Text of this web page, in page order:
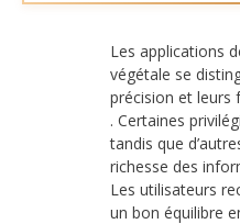
Les applications
végétale se
précision et leurs
. Certaines
tandis que
richesse des
Les utilisateurs
un bon équilibre